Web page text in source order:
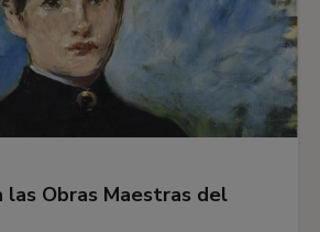
las Obras Maestras del